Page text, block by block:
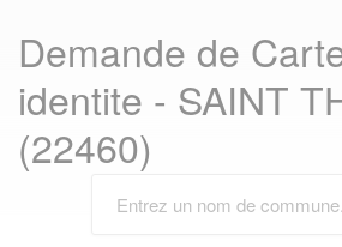
Demande de
identite - SAINT
(22460)